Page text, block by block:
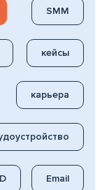
SMM
кейсы
карьера
Email